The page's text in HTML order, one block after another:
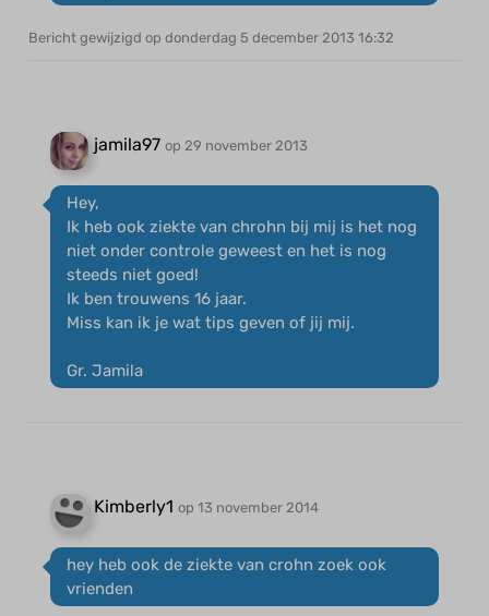
Bericht gewijzigd op donderdag 5 december 2013 16:32
jamila97 op 29 november 2013
Hey,
Ik heb ook ziekte van chrohn bij mij is het nog
niet onder controle geweest en het is nog
steeds niet goed!
Ik ben trouwens 16 jaar.
Miss kan ik je wat tips geven of jij mij.
Gr. Jamila
Kimberly1 op 13 november 2014
hey heb ook de ziekte van crohn zoek ook
vrienden